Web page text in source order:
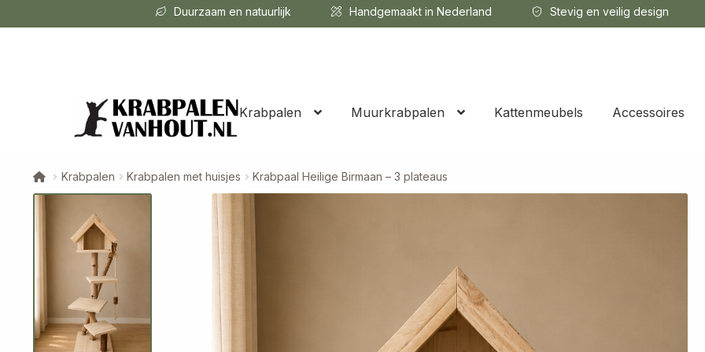
Duurzaam en natuurlijk Handgemaakt in Nederland Stevig en veilig design
Krabpalen Muurkrabpalen Kattenmeubels Accessoires
Krabpalen Krabpalen met huisjes Krabpaal Heilige Birmaan – 3 plateaus